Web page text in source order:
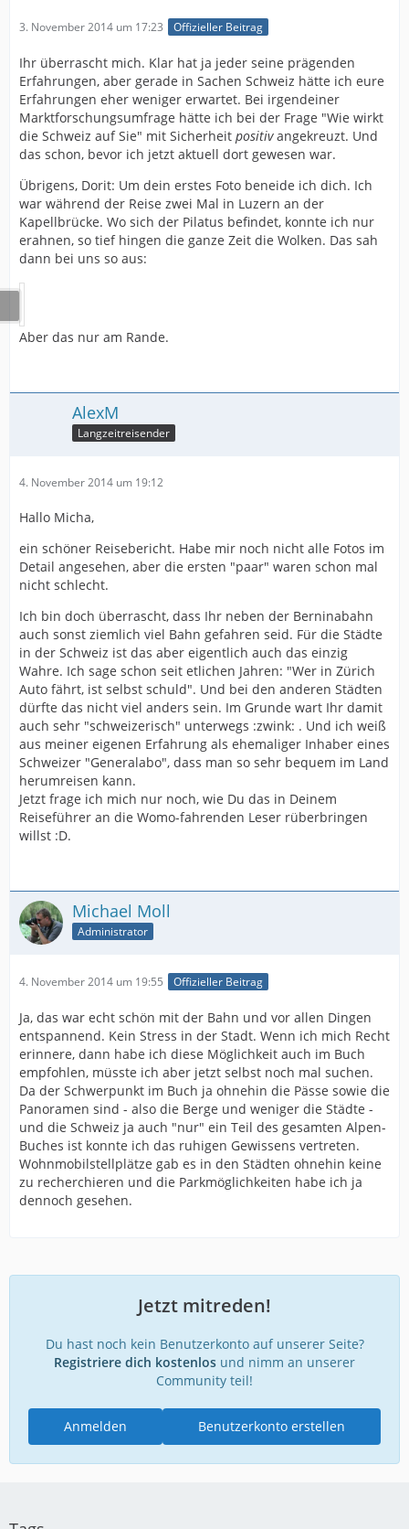
3. November 2014 um 17:23 Offizieller Beitrag
Ihr überrascht mich. Klar hat ja jeder seine prägenden
Erfahrungen, aber gerade in Sachen Schweiz hätte ich eure
Erfahrungen eher weniger erwartet. Bei irgendeiner
Marktforschungsumfrage hätte ich bei der Frage "Wie wirkt
die Schweiz auf Sie" mit Sicherheit positivangekreuzt. Und
das schon, bevor ich jetzt aktuell dort gewesen war.
Übrigens, Dorit: Um dein erstes Foto beneide ich dich. Ich
war während der Reise zwei Mal in Luzern an der
Kapellbrücke. Wo sich der Pilatus befindet, konnte ich nur
erahnen, so tief hingen die ganze Zeit die Wolken. Das sah
dann bei uns so aus:
Aber das nur am Rande.
AlexM
Langzeitreisender
4. November 2014 um 19:12
Hallo Micha,
ein schöner Reisebericht. Habe mir noch nicht alle Fotos im
Detail angesehen, aber die ersten "paar" waren schon mal
nicht schlecht.
Ich bin doch überrascht, dass Ihr neben der Berninabahn
auch sonst ziemlich viel Bahn gefahren seid. Für die Städte
in der Schweiz ist das aber eigentlich auch das einzig
Wahre. Ich sage schon seit etlichen Jahren: "Wer in Zürich
Auto fährt, ist selbst schuld". Und bei den anderen Städten
dürfte das nicht viel anders sein. Im Grunde wart Ihr damit
auch sehr "schweizerisch" unterwegs :zwink: . Und ich weiß
aus meiner eigenen Erfahrung als ehemaliger Inhaber eines
Schweizer "Generalabo", dass man so sehr bequem im Land
herumreisen kann.
Jetzt frage ich mich nur noch, wie Du das in Deinem
Reiseführer an die Womo-fahrenden Leser rüberbringen
willst :D.
Michael Moll
Administrator
4. November 2014 um 19:55 Offizieller Beitrag
Ja, das war echt schön mit der Bahn und vor allen Dingen
entspannend. Kein Stress in der Stadt. Wenn ich mich Recht
erinnere, dann habe ich diese Möglichkeit auch im Buch
empfohlen, müsste ich aber jetzt selbst noch mal suchen.
Da der Schwerpunkt im Buch ja ohnehin die Pässe sowie die
Panoramen sind - also die Berge und weniger die Städte -
und die Schweiz ja auch "nur" ein Teil des gesamten Alpen-
Buches ist konnte ich das ruhigen Gewissens vertreten.
Wohnmobilstellplätze gab es in den Städten ohnehin keine
zu recherchieren und die Parkmöglichkeiten habe ich ja
dennoch gesehen.
Jetzt mitreden!
Du hast noch kein Benutzerkonto auf unserer Seite?
Registriere dich kostenlos und nimm an unserer
Community teil!
Benutzerkonto erstellen
Anmelden